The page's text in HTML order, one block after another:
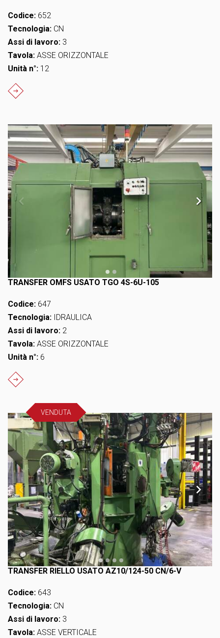
Codice: 652
Tecnologia: CN
Assi di lavoro: 3
Tavola: ASSE ORIZZONTALE
Unità n°: 12
TRANSFER OMFS USATO TGO 4S-6U-105
Codice: 647
Tecnologia: IDRAULICA
Assi di lavoro: 2
Tavola: ASSE ORIZZONTALE
Unità n°: 6
VENDUTA
TRANSFER RIELLO USATO AZ10/124-50 CN/6-V
Codice: 643
Tecnologia: CN
Assi di lavoro: 3
Tavola: ASSE VERTICALE